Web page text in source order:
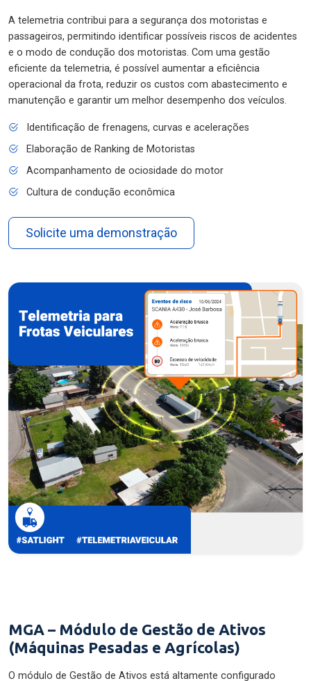
A telemetria contribui para a segurança dos motoristas e
passageiros, permitindo identificar possíveis riscos de acidentes
e o modo de condução dos motoristas. Com uma gestão
eficiente da telemetria, é possível aumentar a eficiência
operacional da frota, reduzir os custos com abastecimento e
manutenção e garantir um melhor desempenho dos veículos.
Identificação de frenagens, curvas e acelerações
Elaboração de Ranking de Motoristas
Acompanhamento de ociosidade do motor
Cultura de condução econômica
Solicite uma demonstração
MGA – Módulo de Gestão de Ativos
(Máquinas Pesadas e Agrícolas)
O módulo de Gestão de Ativos está altamente configurado